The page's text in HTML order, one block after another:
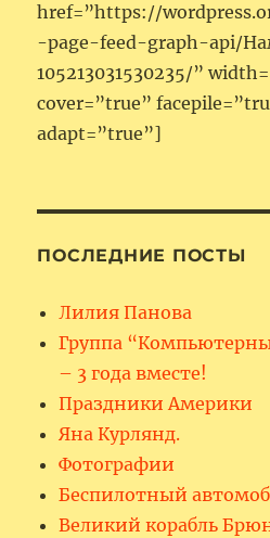
href=”https://
-page-feed-graph-api/
105213031530235/”
cover=”true”
adapt=”true”]
ПОСЛЕДНИЕ ПОСТЫ
Лилия Панова
Группа
– 3 года вместе!
Праздники Америки
Яна Курлянд.
Фотографии
Беспилотный
Великий корабль